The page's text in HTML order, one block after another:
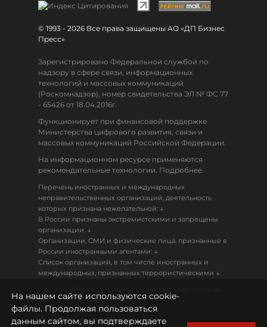
© 1993 - 2026 Все права защищены АО «ДП Бизнес
Пресс»
Зарегистрировано Федеральной службой по
надзору в сфере связи, информационных
технологий и массовых коммуникаций
(Роскомнадзор), номер свидетельства ЭЛ № ФС 77
- 65426 от 18.04.2016г.
Функционирует при финансовой поддержке
Министерства цифрового развития, связи и
массовых коммуникаций Российской Федерации.
На информационном ресурсе применяются
рекомендательные технологии. Подробнее.
Перечень иностранных и международных
неправительственных организаций, деятельность
которых признана нежелательной: ↓
В России признаны экстремистскими и запрещены
организации: ↓
Организации, СМИ и физические лица, признанные в
России иностранными агентами: ↓
Список организаций, в том числе иностранных и
международных, признанных террористическими ↓
18+
Политика конфиденциальности
На нашем сайте используются cookie-
файлы. Продолжая пользоваться
данным сайтом, вы подтверждаете